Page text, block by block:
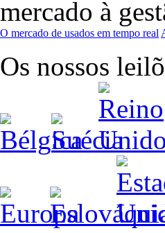
mercado à
O mercado de usados em tempo real
Os nossos